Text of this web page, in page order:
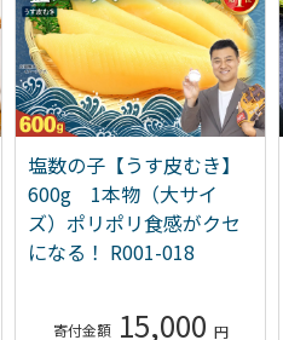
塩数の子【うす皮むき】
600g 1本物（大サイ
ズ）ポリポリ食感がクセ
になる！ R001-018
15,000